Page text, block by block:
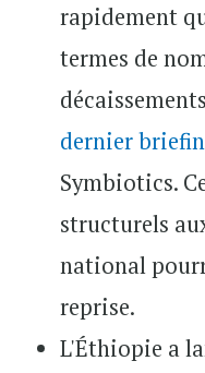
rapidement
termes de
dernier
Symbiotics.
structurels
national
reprise.
L'Éthiopie a